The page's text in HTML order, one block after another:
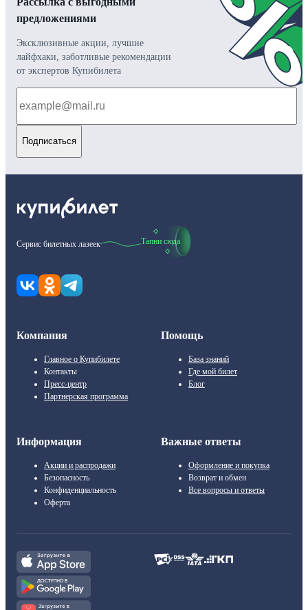
предложениями
Эксклюзивные акции, лучшие
лайфхаки, заботливые рекомендации
от экспертов Купибилета
Подписаться
Сервис билетных лазеек Тапни сюда
Компания
Главное о Купибилете
Контакты
Пресс-центр
Партнерская программа
Помощь
База знаний
Где мой билет
Блог
Информация
Акции и распродажи
Безопасность
Конфиденциальность
Оферта
Важные ответы
Оформление и покупка
Возврат и обмен
Все вопросы и ответы